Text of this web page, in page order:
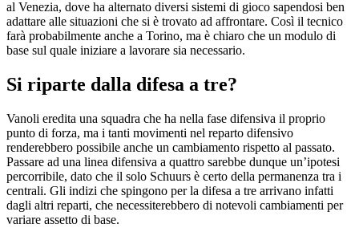
al Venezia, dove ha alternato diversi sistemi di gioco sapendosi ben
adattare alle situazioni che si è trovato ad affrontare. Così il tecnico
farà probabilmente anche a Torino, ma è chiaro che un modulo di
base sul quale iniziare a lavorare sia necessario.
Si riparte dalla difesa a tre?
Vanoli eredita una squadra che ha nella fase difensiva il proprio
punto di forza, ma i tanti movimenti nel reparto difensivo
renderebbero possibile anche un cambiamento rispetto al passato.
Passare ad una linea difensiva a quattro sarebbe dunque un’ipotesi
percorribile, dato che il solo Schuurs è certo della permanenza tra i
centrali. Gli indizi che spingono per la difesa a tre arrivano infatti
dagli altri reparti, che necessiterebbero di notevoli cambiamenti per
variare assetto di base.